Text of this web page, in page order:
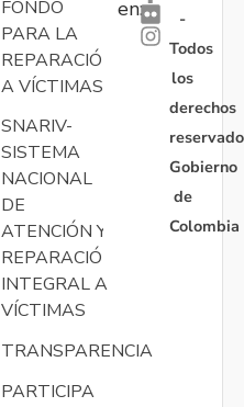
FONDO
PARA LA
REPARACIÓN
A VÍCTIMAS
SNARIV-
SISTEMA
NACIONAL
DE
ATENCIÓN Y
REPARACIÓN
INTEGRAL A
VÍCTIMAS
TRANSPARENCIA
PARTICIPA
en:
-
Todos
los
derechos
Gobierno
de
Colombia